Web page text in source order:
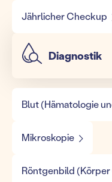
Jährlicher Checkup
Diagnostik
Blut (Hämatologie
Mikroskopie
Röntgenbild (Körper